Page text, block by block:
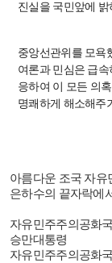
진실을 국민앞에 밝
중앙선관위를 모욕
여론과 민심은 급
응하여 이 모든 의
명쾌하게 해소해주
아름다운 조국 자유
은하수의 끝자락에
자유민주주의공화
승만대통령
자유민주주의공화